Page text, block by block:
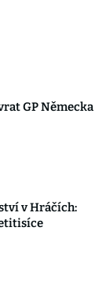
GP Německa
v Hráčích: